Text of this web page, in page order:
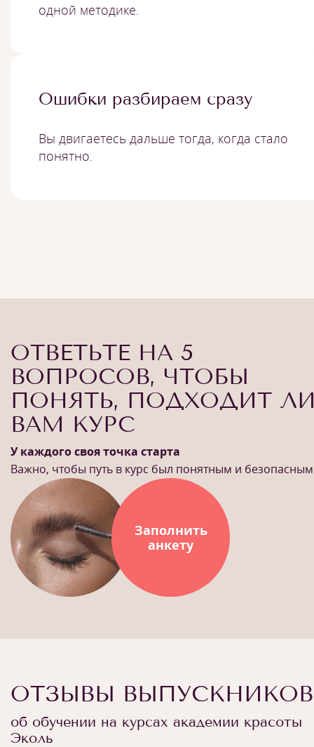
одной методике.
Ошибки разбираем сразу
Вы двигаетесь дальше тогда, когда стало
понятно.
ОТВЕТЬТЕ НА 5
ВОПРОСОВ, ЧТОБЫ
ПОНЯТЬ, ПОДХОДИТ
ВАМ КУРС
У каждого своя точка старта
Важно, чтобы путь в курс был понятным и безопасным
Заполнить
анкету
ОТЗЫВЫ ВЫПУСКНИКОВ
об обучении на курсах академии красоты
Эколь